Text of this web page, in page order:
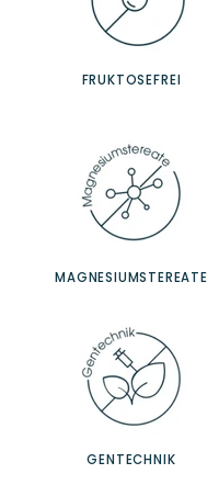
FRUKTOSEFREI
MAGNESIUMSTEREATE
GENTECHNIK